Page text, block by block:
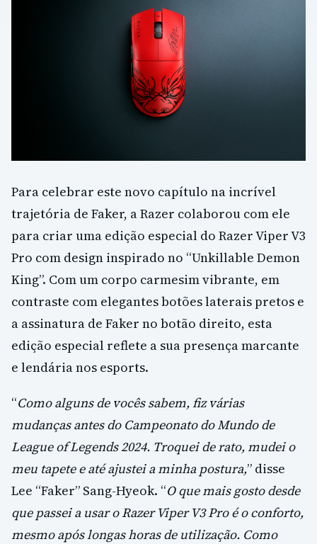
Para celebrar este novo capítulo na incrível
trajetória de Faker, a Razer colaborou com ele
para criar uma edição especial do Razer Viper V3
Pro com design inspirado no “Unkillable Demon
King”. Com um corpo carmesim vibrante, em
contraste com elegantes botões laterais pretos e
a assinatura de Faker no botão direito, esta
edição especial reflete a sua presença marcante
e lendária nos esports.
“Como alguns de vocês sabem, fiz várias
mudanças antes do Campeonato do Mundo de
League of Legends 2024. Troquei de rato, mudei o
meu tapete e até ajustei a minha postura,” disse
Lee “Faker” Sang-Hyeok. “O que mais gosto desde
que passei a usar o Razer Viper V3 Pro é o conforto,
mesmo após longas horas de utilização. Como